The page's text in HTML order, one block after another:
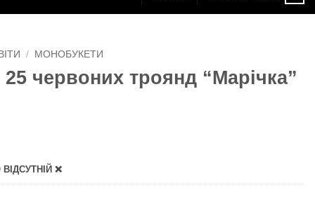
/ МОНОБУКЕТИ
25 червоних троянд “Марічка”
❌